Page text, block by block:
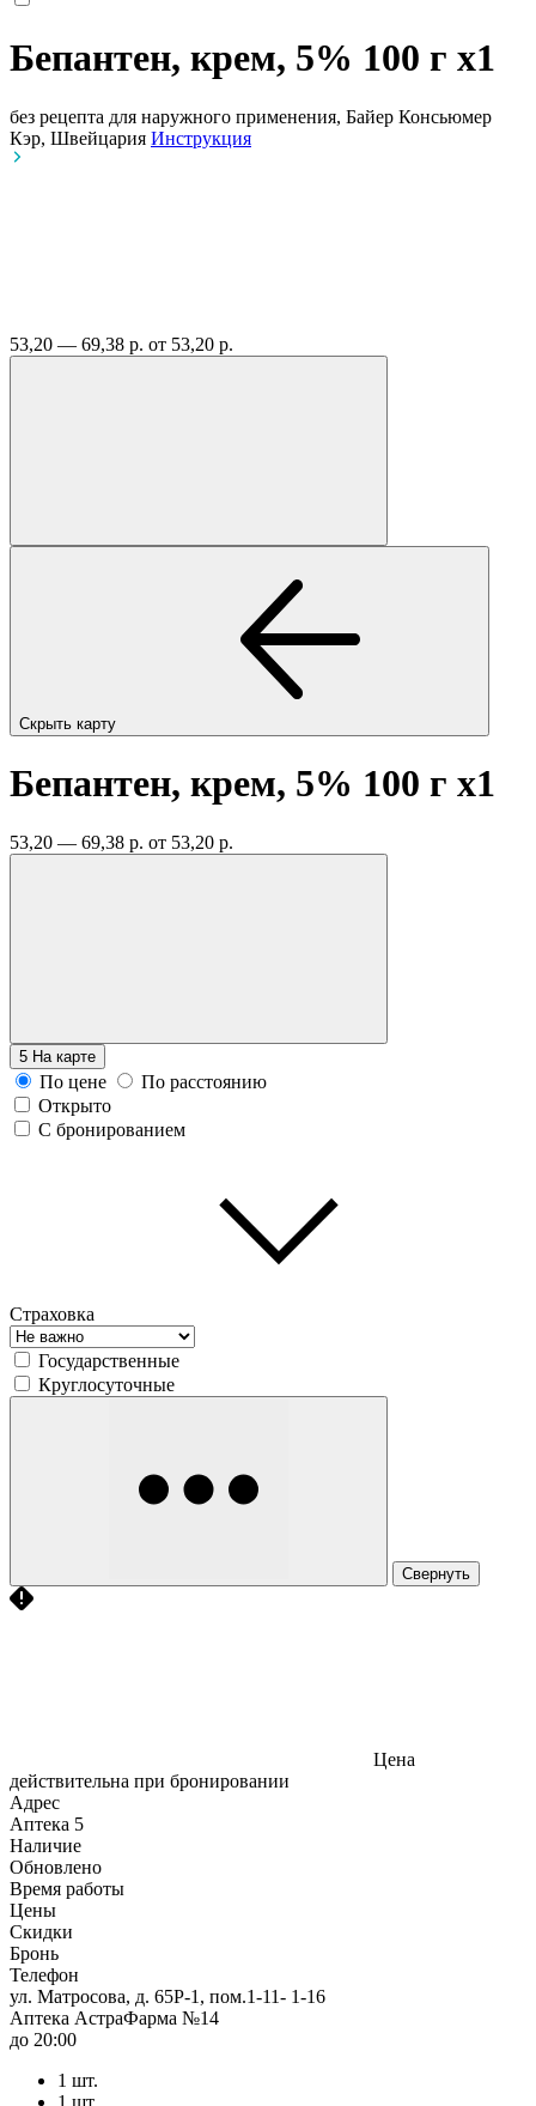
Бепантен, крем, 5% 100 г x1
без рецепта для наружного применения, Байер Консьюмер
Кэр, Швейцария Инструкция
53,20 — 69,38 р. от 53,20 р.
Скрыть карту
Бепантен, крем, 5% 100 г x1
53,20 — 69,38 р. от 53,20 р.
5 На карте
По цене
По расстоянию
Открыто
С бронированием
Страховка
Государственные
Круглосуточные
Свернуть
Цена
действительна при бронировании
Адрес
Аптека 5
Наличие
Обновлено
Время работы
Цены
Скидки
Бронь
Телефон
ул. Матросова, д. 65Р-1, пом.1-11- 1-16
Аптека АстраФарма №14
до 20:00
1 шт.
1 шт.